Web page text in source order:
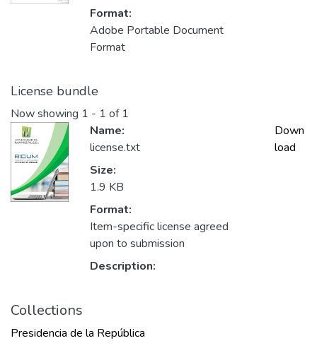
Format:
Adobe Portable Document
Format
License bundle
Now showing 1 - 1 of 1
Name:
license.txt
Size:
1.9 KB
Format:
Item-specific license agreed
upon to submission
Description:
Down
load
Collections
Presidencia de la República